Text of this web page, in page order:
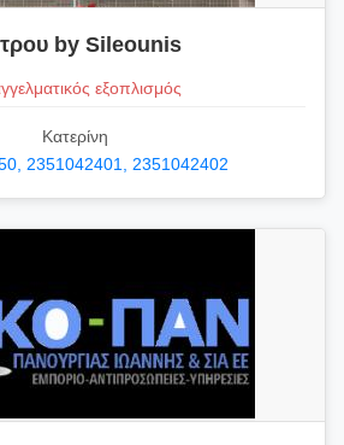
by Sileounis
εξοπλισμός
Κατερίνη
2351042401, 2351042402